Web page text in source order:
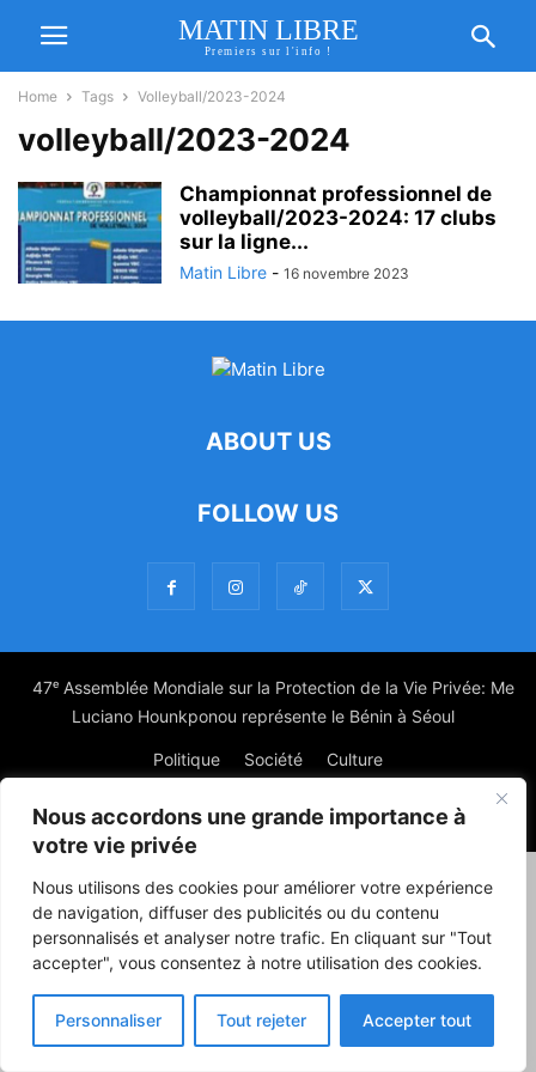
Nous accordons une grande importance à
votre vie privée
Nous utilisons des cookies pour améliorer votre expérience
de navigation, diffuser des publicités ou du contenu
personnalisés et analyser notre trafic. En cliquant sur "Tout
accepter", vous consentez à notre utilisation des cookies.
Personnaliser Tout rejeter Accepter tout
MATIN LIBRE
Premiers sur l'info !
Home Tags Volleyball/2023-2024
volleyball/2023-2024
Championnat professionnel de
volleyball/2023-2024: 17 clubs
sur la ligne...
Matin Libre - 16 novembre 2023
ABOUT US
FOLLOW US
47ᵉ Assemblée Mondiale sur la Protection de la Vie Privée: Me
Luciano Hounkponou représente le Bénin à Séoul
Politique Société Culture
© Powered by digitXplus Francophone